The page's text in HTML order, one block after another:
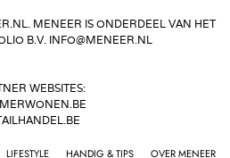
MENEER IS ONDERDEEL VAN HET
B.V. INFO@MENEER.NL
WEBSITES:
LIFESTYLE HANDIG & TIPS OVER MENEER